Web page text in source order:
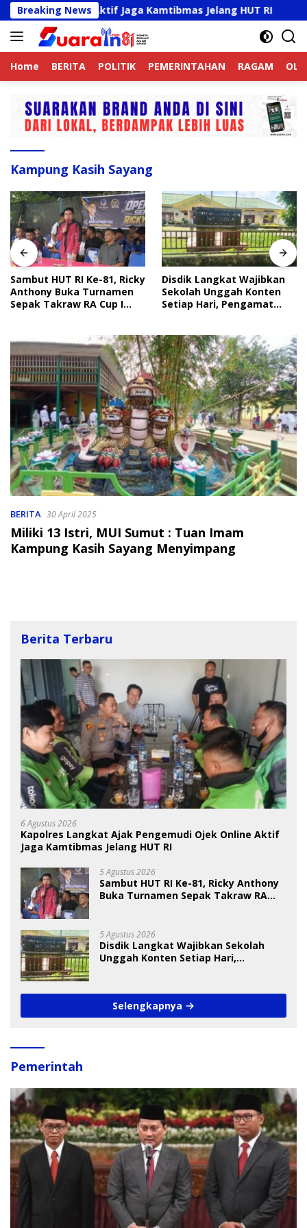
Langsung
ke
konten
Breaking News
Online Aktif Jaga Kamtibmas Jelang HUT RI
Home BERITA POLITIK PEMERINTAHAN RAGAM
Kampung Kasih Sayang
Sambut HUT RI Ke-81, Ricky
Anthony Buka Turnamen
Sepak Takraw RA Cup I
Disdik Langkat Wajibkan
Sekolah Unggah Konten
Setiap Hari, Pengamat
BERITA 30 April 2025
Miliki 13 Istri, MUI Sumut : Tuan Imam
Kampung Kasih Sayang Menyimpang
Berita Terbaru
6 Agustus 2026
Kapolres Langkat Ajak Pengemudi Ojek Online Aktif
Jaga Kamtibmas Jelang HUT RI
5 Agustus 2026
Sambut HUT RI Ke-81, Ricky Anthony
Buka Turnamen Sepak Takraw RA
5 Agustus 2026
Disdik Langkat Wajibkan Sekolah
Unggah Konten Setiap Hari,
Selengkapnya
Pemerintah